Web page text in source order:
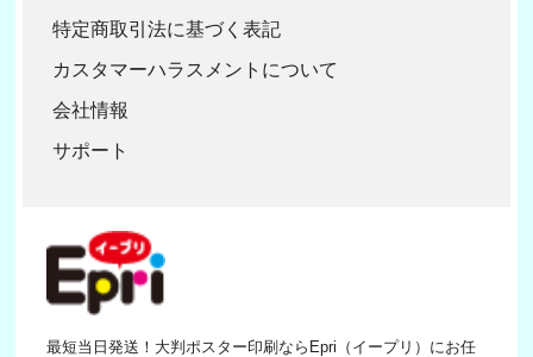
特定商取引法に基づく表記
カスタマーハラスメントについて
会社情報
サポート
最短当日発送！大判ポスター印刷ならEpri（イープリ）にお任